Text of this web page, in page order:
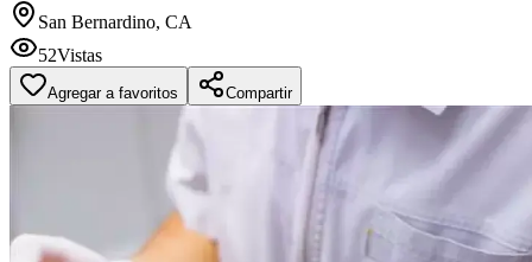
San Bernardino, CA
52Vistas
Agregar a favoritos Compartir